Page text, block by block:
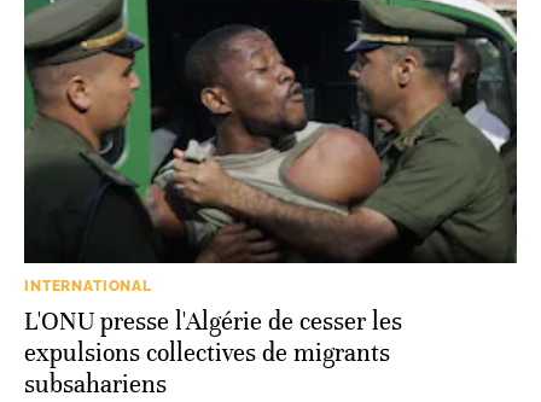
INTERNATIONAL
L'ONU presse l'Algérie de cesser les
expulsions collectives de migrants
subsahariens